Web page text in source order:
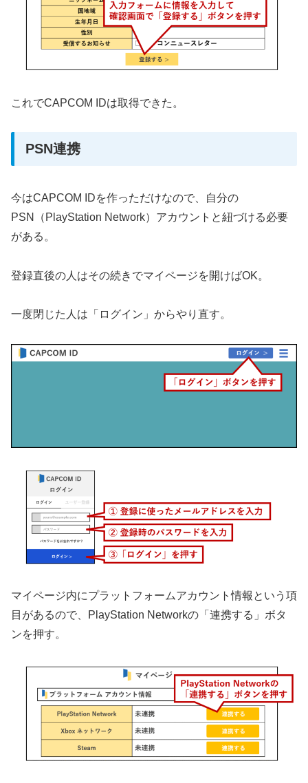
これでCAPCOM IDは取得できた。
PSN連携
今はCAPCOM IDを作っただけなので、自分の
PSN（PlayStation Network）アカウントと紐づける必要
がある。
登録直後の人はその続きでマイページを開けばOK。
一度閉じた人は「ログイン」からやり直す。
マイページ内にプラットフォームアカウント情報という項
目があるので、PlayStation Networkの「連携する」ボタ
ンを押す。